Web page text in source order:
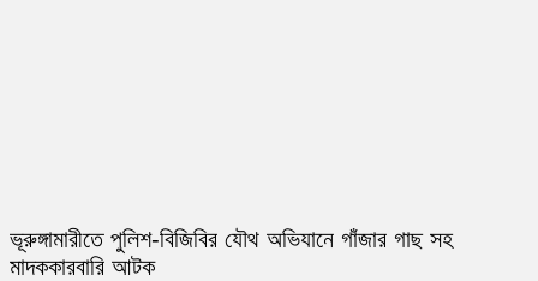
ভূরুঙ্গামারীতে পুলিশ-বিজিবির যৌথ অভিযানে গাঁজার গাছ সহ
মাদককারবারি আটক